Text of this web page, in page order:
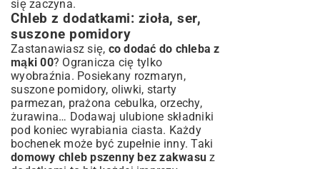
się zaczyna.
Chleb z dodatkami: zioła, ser,
suszone pomidory
Zastanawiasz się, co dodać do chleba z
mąki 00? Ogranicza cię tylko
wyobraźnia. Posiekany rozmaryn,
suszone pomidory, oliwki, starty
parmezan, prażona cebulka, orzechy,
żurawina… Dodawaj ulubione składniki
pod koniec wyrabiania ciasta. Każdy
bochenek może być zupełnie inny. Taki
domowy chleb pszenny bez zakwasu z